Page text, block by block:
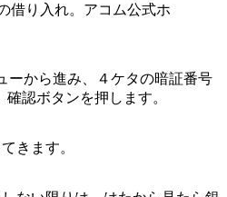
借り入れ。アコム公式ホ
ーから進み、４ケタの暗証番号
認ボタンを押します。
きます。